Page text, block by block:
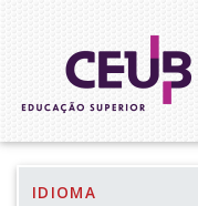
IDIOMA